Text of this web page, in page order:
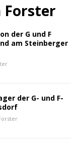
Forster
der G und F
am Steinberger
der G- und F-